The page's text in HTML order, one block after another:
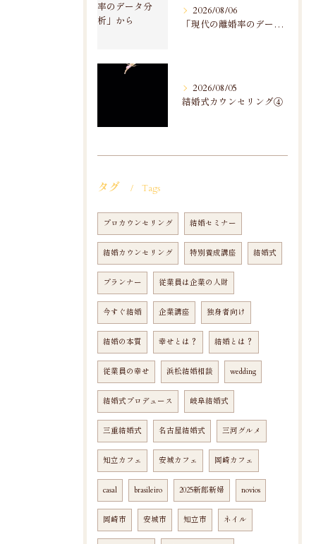
2026/08/06
「現代の離婚率のデータ分析」から
2026/08/05
結婚式カウンセリング④
タグ Tags
プロカウンセリング 結婚セミナー
結婚カウンセリング 特別養成講座 結婚式
プランナー 従業員は企業の人財
今すぐ結婚 企業講座 独身者向け
結婚の本質 幸せとは？ 結婚とは？
従業員の幸せ 浜松結婚相談 wedding
結婚式プロデュース 岐阜結婚式
三重結婚式 名古屋結婚式 三河グルメ
知立カフェ 安城カフェ 岡崎カフェ
casal brasileiro 2025新郎新婦 novios
岡崎市 安城市 知立市 ネイル